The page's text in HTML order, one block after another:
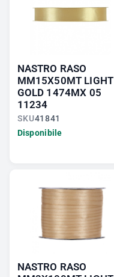
NASTRO RASO
MM15X50MT LIGHT
GOLD 1474MX 05
11234
SKU41841
Disponibile
NASTRO RASO